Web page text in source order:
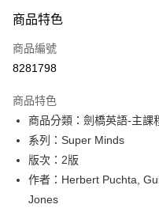
信用卡一次付款
超商取貨付款
Google Pay
ATM付款
運送方式
商品特色
商品編號
8281798
商品特色
商品分類：劍橋英語-主課
系列：Super Minds
版次：2版
作者：Herbert Puchta,
Jones